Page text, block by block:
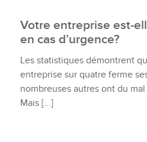
Votre entreprise est-
en cas d’urgence?
Les statistiques démontrent
entreprise sur quatre ferme
nombreuses autres ont du
Mais